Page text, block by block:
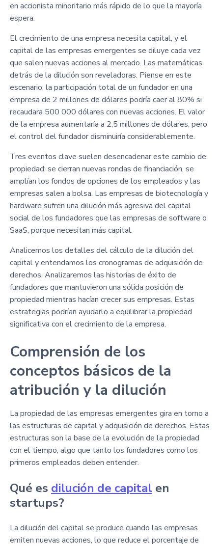
en accionista minoritario más rápido de lo que la mayoría
espera.
El crecimiento de una empresa necesita capital, y el
capital de las empresas emergentes se diluye cada vez
que salen nuevas acciones al mercado. Las matemáticas
detrás de la dilución son reveladoras. Piense en este
escenario: la participación total de un fundador en una
empresa de 2 millones de dólares podría caer al 80% si
recaudara 500 000 dólares con nuevas acciones. El valor
de la empresa aumentaría a 2,5 millones de dólares, pero
el control del fundador disminuiría considerablemente.
Tres eventos clave suelen desencadenar este cambio de
propiedad: se cierran nuevas rondas de financiación, se
amplían los fondos de opciones de los empleados y las
empresas salen a bolsa. Las empresas de biotecnología y
hardware sufren una dilución más agresiva del capital
social de los fundadores que las empresas de software o
SaaS, porque necesitan más capital.
Analicemos los detalles del cálculo de la dilución del
capital y entendamos los cronogramas de adquisición de
derechos. Analizaremos las historias de éxito de
fundadores que mantuvieron una sólida posición de
propiedad mientras hacían crecer sus empresas. Estas
estrategias podrían ayudarlo a equilibrar la propiedad
significativa con el crecimiento de la empresa.
Comprensión de los
conceptos básicos de la
atribución y la dilución
La propiedad de las empresas emergentes gira en torno a
las estructuras de capital y adquisición de derechos. Estas
estructuras son la base de la evolución de la propiedad
con el tiempo, algo que tanto los fundadores como los
primeros empleados deben entender.
Qué es dilución de capital en
startups?
La dilución del capital se produce cuando las empresas
emiten nuevas acciones, lo que reduce el porcentaje de